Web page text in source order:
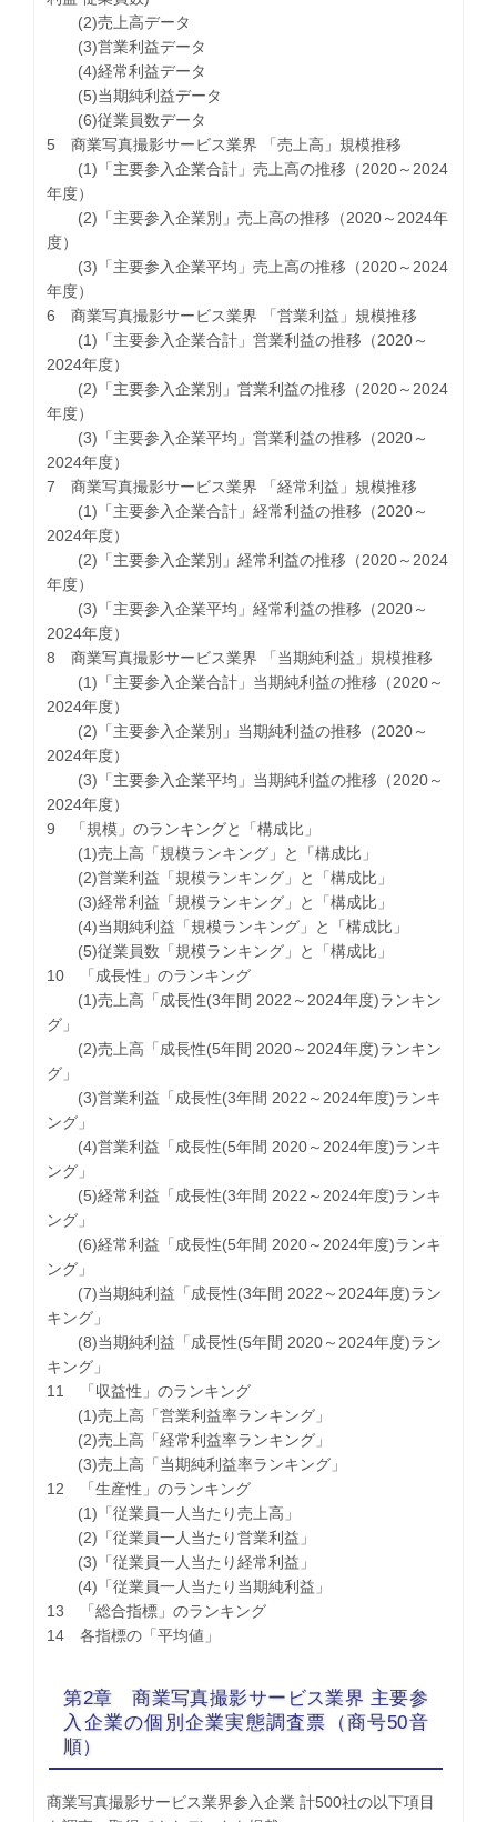
(2)売上高データ
(3)営業利益データ
(4)経常利益データ
(5)当期純利益データ
(6)従業員数データ
5 商業写真撮影サービス業界 「売上高」規模推移
(1)「主要参入企業合計」売上高の推移（2020～2024
年度）
(2)「主要参入企業別」売上高の推移（2020～2024年
度）
(3)「主要参入企業平均」売上高の推移（2020～2024
年度）
6 商業写真撮影サービス業界 「営業利益」規模推移
(1)「主要参入企業合計」営業利益の推移（2020～
2024年度）
(2)「主要参入企業別」営業利益の推移（2020～2024
年度）
(3)「主要参入企業平均」営業利益の推移（2020～
2024年度）
7 商業写真撮影サービス業界 「経常利益」規模推移
(1)「主要参入企業合計」経常利益の推移（2020～
2024年度）
(2)「主要参入企業別」経常利益の推移（2020～2024
年度）
(3)「主要参入企業平均」経常利益の推移（2020～
2024年度）
8 商業写真撮影サービス業界 「当期純利益」規模推移
(1)「主要参入企業合計」当期純利益の推移（2020～
2024年度）
(2)「主要参入企業別」当期純利益の推移（2020～
2024年度）
(3)「主要参入企業平均」当期純利益の推移（2020～
2024年度）
9 「規模」のランキングと「構成比」
(1)売上高「規模ランキング」と「構成比」
(2)営業利益「規模ランキング」と「構成比」
(3)経常利益「規模ランキング」と「構成比」
(4)当期純利益「規模ランキング」と「構成比」
(5)従業員数「規模ランキング」と「構成比」
10 「成長性」のランキング
(1)売上高「成長性(3年間 2022～2024年度)ランキン
グ」
(2)売上高「成長性(5年間 2020～2024年度)ランキン
グ」
(3)営業利益「成長性(3年間 2022～2024年度)ランキ
ング」
(4)営業利益「成長性(5年間 2020～2024年度)ランキ
ング」
(5)経常利益「成長性(3年間 2022～2024年度)ランキ
ング」
(6)経常利益「成長性(5年間 2020～2024年度)ランキ
ング」
(7)当期純利益「成長性(3年間 2022～2024年度)ラン
キング」
(8)当期純利益「成長性(5年間 2020～2024年度)ラン
キング」
11 「収益性」のランキング
(1)売上高「営業利益率ランキング」
(2)売上高「経常利益率ランキング」
(3)売上高「当期純利益率ランキング」
12 「生産性」のランキング
(1)「従業員一人当たり売上高」
(2)「従業員一人当たり営業利益」
(3)「従業員一人当たり経常利益」
(4)「従業員一人当たり当期純利益」
13 「総合指標」のランキング
14 各指標の「平均値」
第2章 商業写真撮影サービス業界 主要参
入企業の個別企業実態調査票（商号50音
順）
商業写真撮影サービス業界参入企業 計500社の以下項目